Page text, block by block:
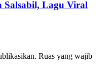
Salsabil, Lagu Viral
Ruas yang wajib